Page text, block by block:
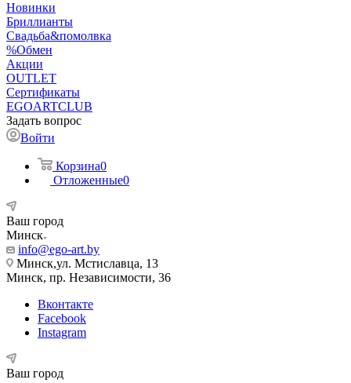
Новинки
Бриллианты
Свадьба&помолвка
%Обмен
Акции
OUTLET
Сертификаты
EGOARTCLUB
Задать вопрос
Войти
Корзина0
Отложенные0
Ваш город
Минск
info@ego-art.by
Минск,ул. Мстиславца, 13
Минск, пр. Независимости, 36
Вконтакте
Facebook
Instagram
Ваш город